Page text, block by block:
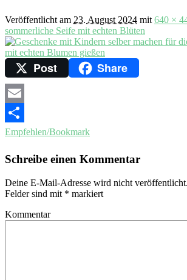
Veröffentlicht am 23. August 2024 mit 640 ×
sommerliche Seife mit echten Blüten
Post Share
Email
Empfehlen/Bookmark
Schreibe einen Kommentar
Deine E-Mail-Adresse wird nicht veröffentlicht.
Felder sind mit * markiert
Kommentar